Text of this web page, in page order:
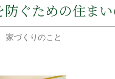
ぐための住ま
家づくりのこと